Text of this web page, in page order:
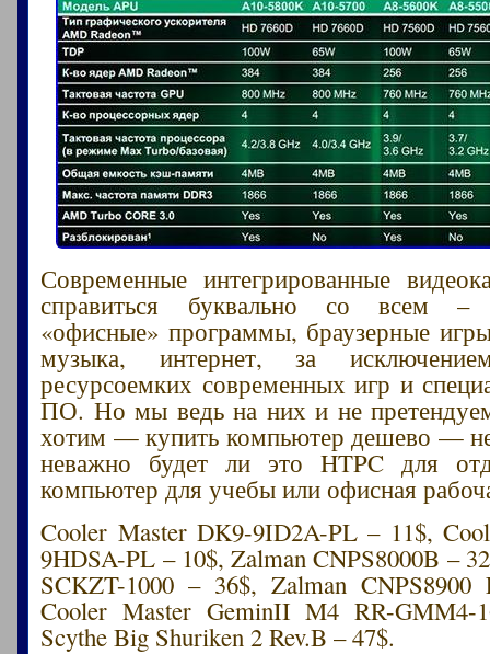
Современные интегрированные
справиться буквально со всем –
«офисные» программы, браузерные
музыка, интернет, за
ресурсоемких современных игр и
ПО. Но мы ведь на них и не
хотим — купить компьютер дешево —
неважно будет ли это HTPC для
компьютер для учебы или офисная
Cooler Master DK9-9ID2A-PL – 11$,
9HDSA-PL – 10$, Zalman CNPS8000B –
SCKZT-1000 – 36$, Zalman CNPS8900
Cooler Master GeminII M4 RR-GMM4-
Scythe Big Shuriken 2 Rev.B – 47$.